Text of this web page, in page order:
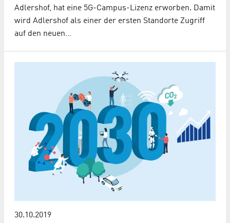
Adlershof, hat eine 5G-Campus-Lizenz erworben. Damit
wird Adlershof als einer der ersten Standorte Zugriff
auf den neuen…
30.10.2019